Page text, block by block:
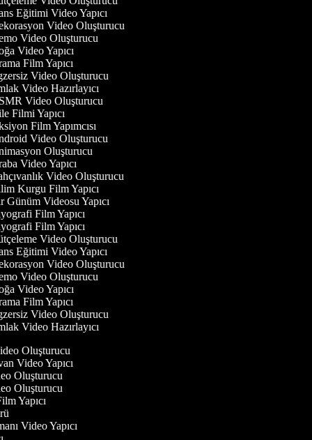
Eğitimi Video Yapıcı
Video Oluşturucu
Video Oluşturucu
Video Yapıcı
Film Yapıcı
Video Oluşturucu
Video Hazırlayıcı
Video Oluşturucu
Filmi Yapıcı
Film Yapımcısı
Video Oluşturucu
Oluşturucu
Video Yapıcı
Video Oluşturucu
Kurgu Film Yapıcı
Videosu Yapıcı
Film Yapıcı
Film Yapıcı
Video Oluşturucu
Eğitimi Video Yapıcı
Video Oluşturucu
Video Oluşturucu
Video Yapıcı
Film Yapıcı
Video Oluşturucu
Video Hazırlayıcı
Oluşturucu
Video Yapıcı
Oluşturucu
Oluşturucu
Yapıcı
Video Yapıcı